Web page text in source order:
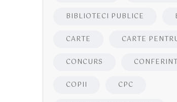
BIBLIOTECI PUBLICE
CARTE CARTE
CONCURS
COPII CPC